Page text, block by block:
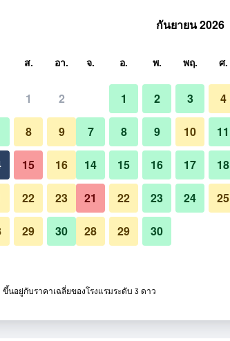
แสดงราคา
แสดงราคา
อาคาร
รูปภาพของ ราคุยุ
ส. อา.
1 2
8 9
15 16
22 23
29 30
กันยายน 2026
จ. อ. พ. พฤ. ศ.
1 2 3 4
7 8 9 10 11
14 15 16 17 18
21 22 23 24 25
28 29 30
ขึ้นอยู่กับราคาเฉลี่ยของโรงแรมระดับ 3 ดาว